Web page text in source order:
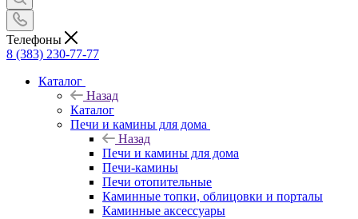
Телефоны
8 (383) 230-77-77
Каталог
Назад
Каталог
Печи и камины для дома
Назад
Печи и камины для дома
Печи-камины
Печи отопительные
Каминные топки, облицовки и порталы
Каминные аксессуары